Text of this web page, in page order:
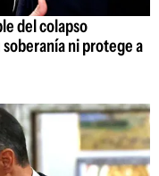
del colapso
ni protege a